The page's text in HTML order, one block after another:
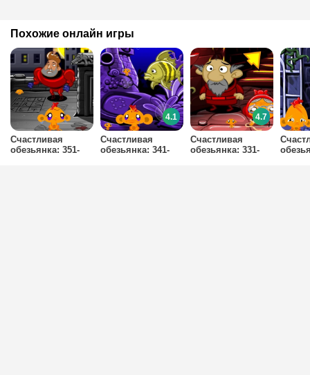
Похожие онлайн игры
Счастливая
обезьянка: 351-
Счастливая
обезьянка: 341-
4.1
Счастливая
обезьянка: 331-
4.7